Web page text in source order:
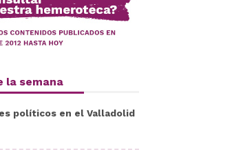
la semana
políticos en el Valladolid